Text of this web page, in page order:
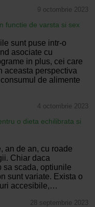
9 octombrie 2023
functie de varsta si sex
sunt puse intr-o
asociate cu
in plus, cei care
aceasta perspectiva
de alimente
4 octombrie 2023
o dieta echilibrata si
an de an, cu roade
Chiar daca
sa scada, optiunile
sunt variate. Exista o
accesibile,…
28 septembrie 2023